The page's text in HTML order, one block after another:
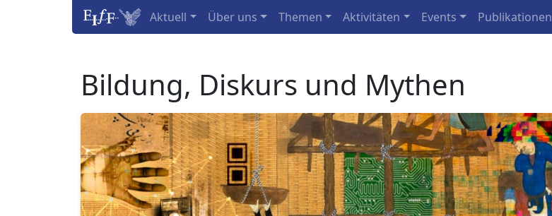
Aktuell Über uns Themen Aktivitäten Events Publikationen
Bildung, Diskurs und Mythen